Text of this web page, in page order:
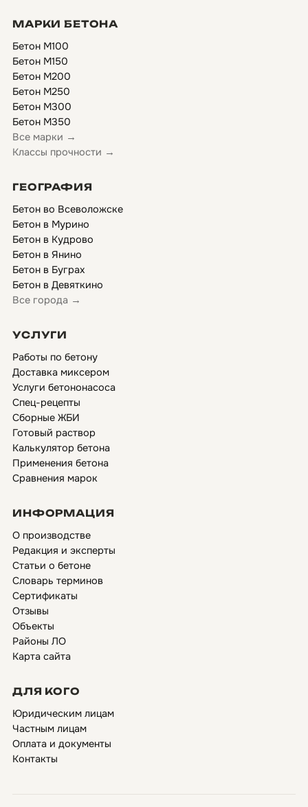
МАРКИ БЕТОНА
Бетон М100
Бетон М150
Бетон М200
Бетон М250
Бетон М300
Бетон М350
Все марки →
Классы прочности →
ГЕОГРАФИЯ
Бетон во Всеволожске
Бетон в Мурино
Бетон в Кудрово
Бетон в Янино
Бетон в Буграх
Бетон в Девяткино
Все города →
УСЛУГИ
Работы по бетону
Доставка миксером
Услуги бетононасоса
Спец-рецепты
Сборные ЖБИ
Готовый раствор
Калькулятор бетона
Применения бетона
Сравнения марок
ИНФОРМАЦИЯ
О производстве
Редакция и эксперты
Статьи о бетоне
Словарь терминов
Сертификаты
Отзывы
Объекты
Районы ЛО
Карта сайта
ДЛЯ КОГО
Юридическим лицам
Частным лицам
Оплата и документы
Контакты